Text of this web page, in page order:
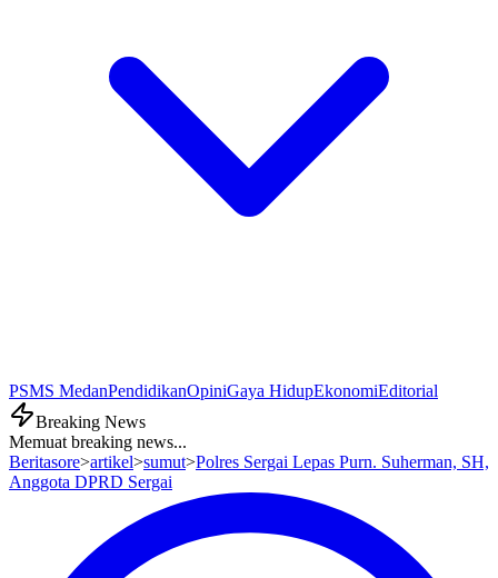
PSMS MedanPendidikanOpiniGaya HidupEkonomiEditorial
Breaking News
Memuat breaking news...
Beritasore>artikel>sumut>Polres Sergai Lepas Purn. Suherman, SH,
Anggota DPRD Sergai